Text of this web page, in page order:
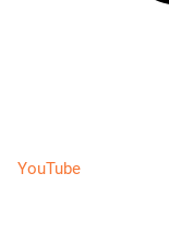
YouTube